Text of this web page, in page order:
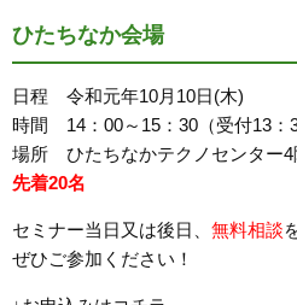
ひたちなか会場
日程 令和元年10月10日(木)
時間 14：00～15：30（受付13：
場所 ひたちなかテクノセンター4
先着20名
セミナー当日又は後日、 無料相談
ぜひご参加ください！